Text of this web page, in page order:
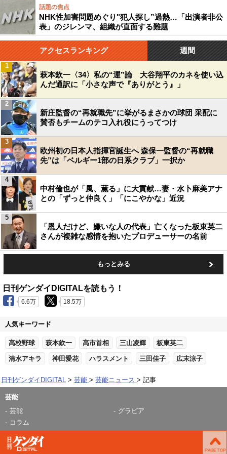
話題の焦点
NHK性加害問題めぐり"犯人探し”過熱…「出演者非公
表」のジレンマ、組織が直面する難題
アクセスランキング 週間
萩本欽一〈34〉私の“運”論 大谷翔平のカネを使い込
んだ通訳に「小さな声で『ありがとう』」
1
新庄監督の“再就職先”に挙がるまさかの球団 采配に
賛否もチームのテコ入れ役にうってつけ
2
欧州初の日本人指揮官誕生へ 森保一監督の“再就職
先”は「ベルギー1部の日系クラブ」一択か
3
中村倫也が「風、薫る」に大貢献…妻・水卜麻美アナ
との「ずっと仲良く」「にこやかな」近況
4
「恩人だけど、嫌いな人の代表」亡くなった板東英二
さんが複雑な感情を抱いたプロデューサーの名前
5
もっとみる
日刊ゲンダイDIGITALを読もう！
6.6万 18.5万
人気キーワード
高校野球 萩本欽一 高市首相 三山凌輝 板東英二
清水アキラ 神田愛花 ハラスメント 三田佳子 広末涼子
日刊ゲンダイDIGITAL 芸能 芸能ニュース 記事
芸能
芸能
グラビア
コラム